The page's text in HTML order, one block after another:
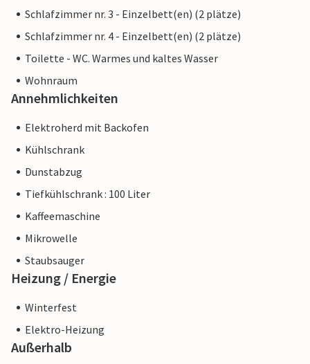
Schlafzimmer nr. 3 - Einzelbett(en) (2 plätze)
Schlafzimmer nr. 4 - Einzelbett(en) (2 plätze)
Toilette - WC. Warmes und kaltes Wasser
Wohnraum
Annehmlichkeiten
Elektroherd mit Backofen
Kühlschrank
Dunstabzug
Tiefkühlschrank : 100 Liter
Kaffeemaschine
Mikrowelle
Staubsauger
Heizung / Energie
Winterfest
Elektro-Heizung
Außerhalb